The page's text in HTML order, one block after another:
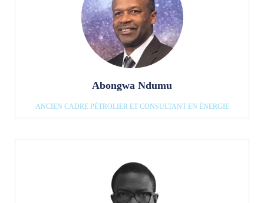
Abongwa Ndumu
ANCIEN CADRE PÉTROLIER ET CONSULTANT EN ÉNERGIE